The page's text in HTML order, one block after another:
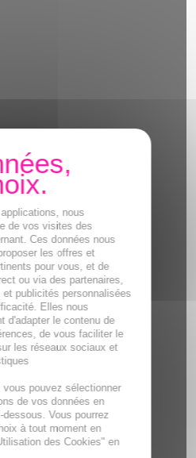
nous
de vos visites des
Ces données nous
les offres et
pour vous, et de
ou via des partenaires,
publicités personnalisées
Elles nous
d'adapter le contenu de
de vous faciliter le
les réseaux sociaux et
pouvez sélectionner
de vos données en
Vous pourrez
à tout moment en
des Cookies" en